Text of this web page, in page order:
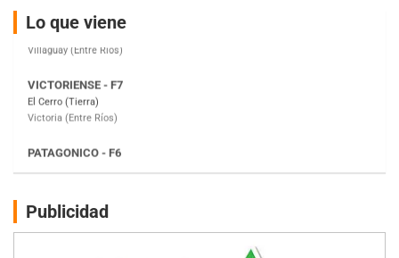
entradas
Lo que viene
El Cerro (Tierra)
Victoria (Entre Ríos)
Moto Club Reginense (Tierra)
Gral. E. Godoy (Río Negro)
Juventud Unida (Tierra)
Humboldt (Santa Fe)
NORESTE SANTAFESINO - F6
Ciudad de Avellaneda (Asfalto)
Publicidad